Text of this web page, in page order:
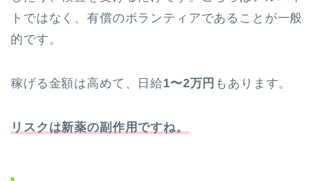
トではなく、有償のボランティアであることが一般
的です。
稼げる金額は高めて、日給1〜2万円 もあります。
リスクは新薬の副作用ですね。